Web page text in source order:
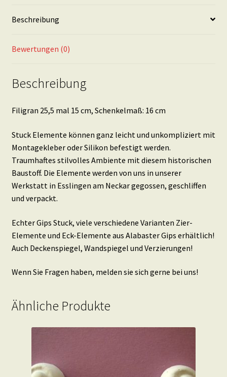
Beschreibung
Bewertungen (0)
Beschreibung
Filigran 25,5 mal 15 cm, Schenkelmaß: 16 cm
Stuck Elemente können ganz leicht und unkompliziert mit
Montagekleber oder Silikon befestigt werden.
Traumhaftes stilvolles Ambiente mit diesem historischen
Baustoff. Die Elemente werden von uns in unserer
Werkstatt in Esslingen am Neckar gegossen, geschliffen
und verpackt.
Echter Gips Stuck, viele verschiedene Varianten Zier-
Elemente und Eck-Elemente aus Alabaster Gips erhältlich!
Auch Deckenspiegel, Wandspiegel und Verzierungen!
Wenn Sie Fragen haben, melden sie sich gerne bei uns!
Ähnliche Produkte